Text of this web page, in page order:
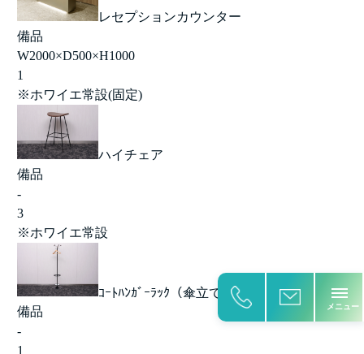
レセプションカウンター
備品
W2000×D500×H1000
1
※ホワイエ常設(固定)
ハイチェア
備品
-
3
※ホワイエ常設
ｺｰﾄﾊﾝｶﾞｰﾗｯｸ（傘立て付）
備品
-
1